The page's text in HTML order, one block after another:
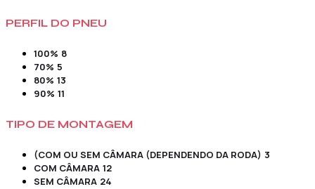
PERFIL DO PNEU
100% 8
70% 5
80% 13
90% 11
TIPO DE MONTAGEM
(COM OU SEM CÂMARA (DEPENDENDO DA RODA) 3
COM CÂMARA 12
SEM CÂMARA 24